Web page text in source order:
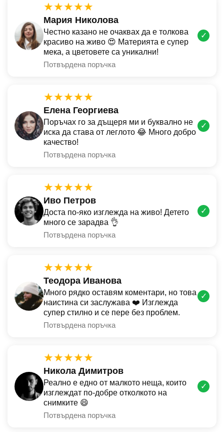
★★★★★
Мария Николова
Честно казано не очаквах да е толкова
красиво на живо 😍 Материята е супер
мека, а цветовете са уникални!
Потвърдена поръчка
✓
★★★★★
Елена Георгиева
Поръчах го за дъщеря ми и буквално не
иска да става от леглото 😂 Много добро
качество!
Потвърдена поръчка
✓
★★★★★
Иво Петров
Доста по-яко изглежда на живо! Детето
много се зарадва 👌
Потвърдена поръчка
✓
★★★★★
Теодора Иванова
Много рядко оставям коментари, но това
наистина си заслужава ❤️ Изглежда
супер стилно и се пере без проблем.
Потвърдена поръчка
✓
★★★★★
Никола Димитров
Реално е едно от малкото неща, които
изглеждат по-добре отколкото на
снимките 😄
Потвърдена поръчка
✓